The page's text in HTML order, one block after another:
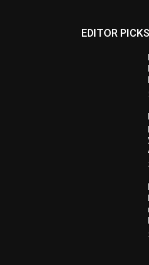
EDITOR PICKS